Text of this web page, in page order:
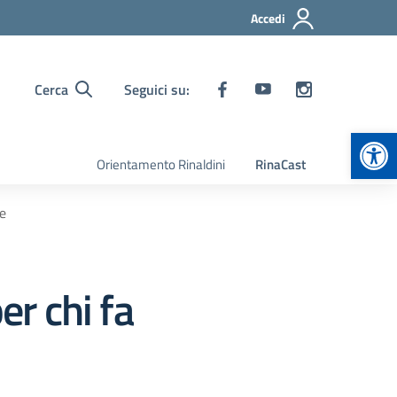
Accedi
Cerca Seguici su:
Orientamento Rinaldini RinaCast
chi fa